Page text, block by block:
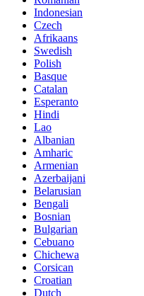
Indonesian
Czech
Afrikaans
Swedish
Polish
Basque
Catalan
Esperanto
Hindi
Lao
Albanian
Amharic
Armenian
Azerbaijani
Belarusian
Bengali
Bosnian
Bulgarian
Cebuano
Chichewa
Corsican
Croatian
Dutch